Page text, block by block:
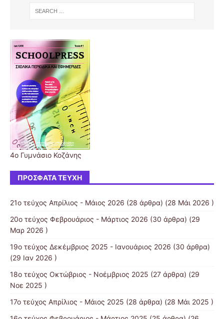
4ο Γυμνάσιο Κοζάνης
ΠΡΌΣΦΑΤΑ ΤΕΎΧΗ
21ο τεύχος Απρίλιος - Μάιος 2026 (28 άρθρα) (28 Μάι 2026 )
20ο τεύχος Φεβρουάριος - Μάρτιος 2026 (30 άρθρα) (29
Μαρ 2026 )
19o τεύχος Δεκέμβριος 2025 - Ιανουάριος 2026 (30 άρθρα)
(29 Ιαν 2026 )
18ο τεύχος Οκτώβριος - Νοέμβριος 2025 (27 άρθρα) (29
Νοε 2025 )
17ο τεύχος Απρίλιος - Μάιος 2025 (28 άρθρα) (28 Μάι 2025 )